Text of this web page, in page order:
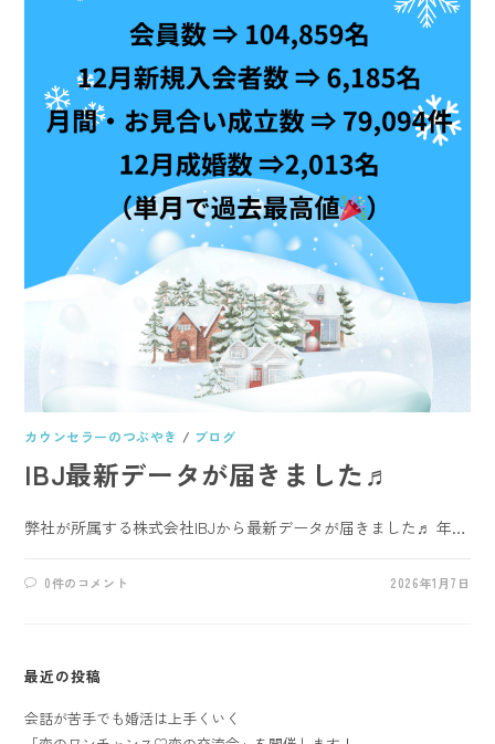
カウンセラーのつぶやき / ブログ
IBJ最新データが届きました♬
弊社が所属する株式会社IBJから最新データが届きました♬ 年…
0件のコメント 2026年1月7日
最近の投稿
会話が苦手でも婚活は上手くいく